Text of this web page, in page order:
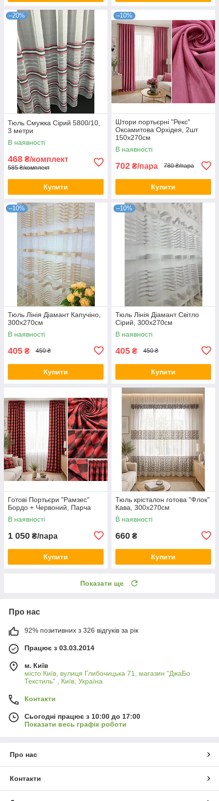
–20%
Тюль Смужка Сірий 5800/10,
3 метри
В наявності
468 ₴/комплект
585 ₴/комплект
Купити
–10%
Штори портьєрні "Рекс"
Оксамитова Орхідея, 2шт
150х270см
В наявності
702 ₴/пара 780 ₴/пара
Купити
–10%
Тюль Лінія Діамант Капучіно,
300х270см
В наявності
405 ₴ 450 ₴
Купити
–10%
Тюль Лінія Діамант Світло
Сірий, 300х270см
В наявності
405 ₴ 450 ₴
Купити
Готові Портьєри "Рамзес"
Бордо + Червоний, Парча
В наявності
1 050 ₴/пара
Купити
Тюль крісталон готова "Флок"
Кава, 300х270см
В наявності
660 ₴
Купити
Показати ще
Про нас
92% позитивних з 326 відгуків за рік
Працює з 03.03.2014
м. Київ
місто Київ, вулиця Глибочицька 71, магазин "ДжаБо
Текстиль" , Київ, Україна
Контакти
Сьогодні працює з 10:00 до 17:00
Показати весь графік роботи
Про нас
Контакти